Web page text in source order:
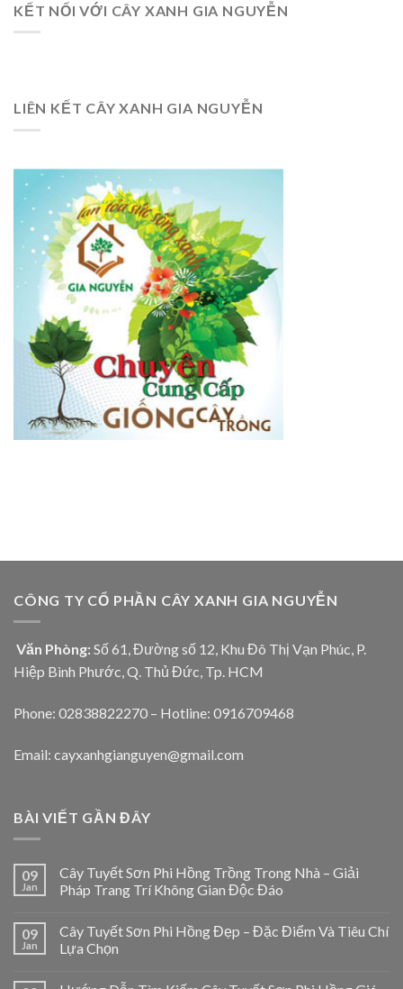
KẾT NỐI VỚI CÂY XANH GIA NGUYỄN
LIÊN KẾT CÂY XANH GIA NGUYỄN
CÔNG TY CỔ PHẦN CÂY XANH GIA NGUYỄN
Văn Phòng: Số 61, Đường số 12, Khu Đô Thị Vạn Phúc, P.
Hiệp Bình Phước, Q. Thủ Đức, Tp. HCM
Phone: 02838822270 – Hotline: 0916709468
Email: cayxanhgianguyen@gmail.com
BÀI VIẾT GẦN ĐÂY
09
Jan
Cây Tuyết Sơn Phi Hồng Trồng Trong Nhà – Giải
Pháp Trang Trí Không Gian Độc Đáo
09
Jan
Cây Tuyết Sơn Phi Hồng Đẹp – Đặc Điểm Và Tiêu Chí
Lựa Chọn